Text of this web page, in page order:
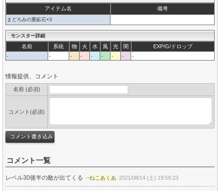
アイテム名 備考
まどろみの重鉱石×3
モンスター詳細
名前 系統 物 火 水 風 光 闇 EXP/G/ドロップ
- - - - - - - - -
情報提供、コメント
名前 (必須)
コメント(必須)
コメント一覧
レベル30後半の敵が出てくる --ねこあくあ 2021/08/14 (土) 19:59:23